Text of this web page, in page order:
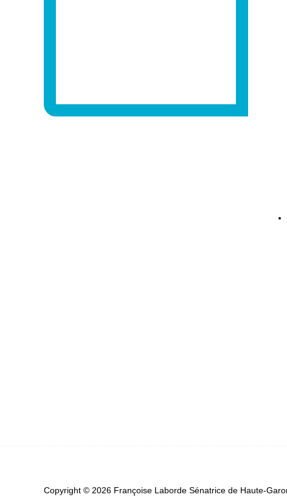
Copyright © 2026 Françoise Laborde Sénatrice de Haute-